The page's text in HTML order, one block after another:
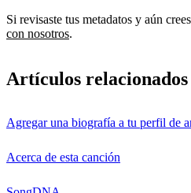
Si revisaste tus metadatos y aún
con nosotros.
Artículos relacionados
Agregar una biografía a tu perfil de
Acerca de esta canción